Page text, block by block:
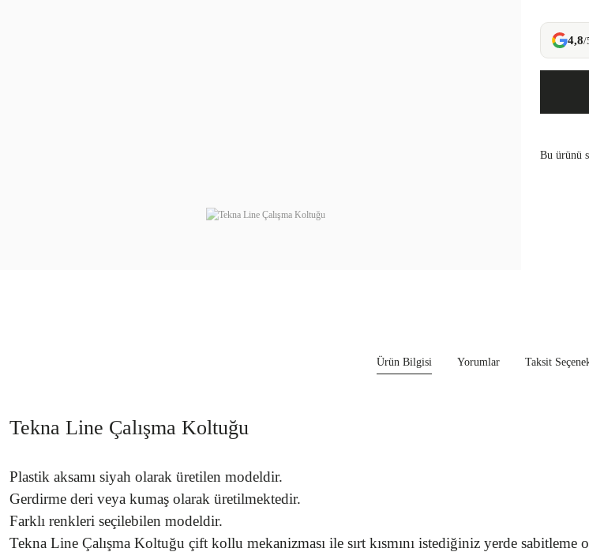
4,8/
Bu ürünü
Ürün Bilgisi Yorumlar Taksit
Tekna Line Çalışma Koltuğu
Plastik aksamı siyah olarak üretilen modeldir.
Gerdirme deri veya kumaş olarak üretilmektedir.
Farklı renkleri seçilebilen modeldir.
Tekna Line Çalışma Koltuğu çift kollu mekanizması ile sırt kısmını istediğiniz yerde sabitleme